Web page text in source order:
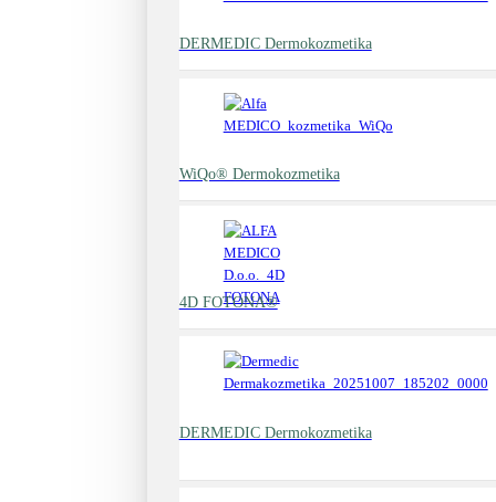
DERMEDIC Dermokozmetika
WiQo® Dermokozmetika
4D FOTONA®
DERMEDIC Dermokozmetika